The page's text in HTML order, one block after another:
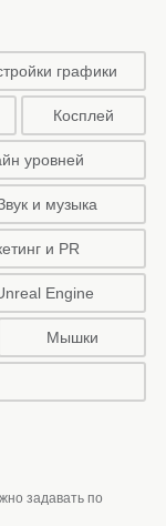
графики
Косплей
уровней
и музыка
и PR
Engine
Мышки
задавать по